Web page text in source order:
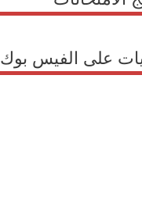
على الفيس بوك